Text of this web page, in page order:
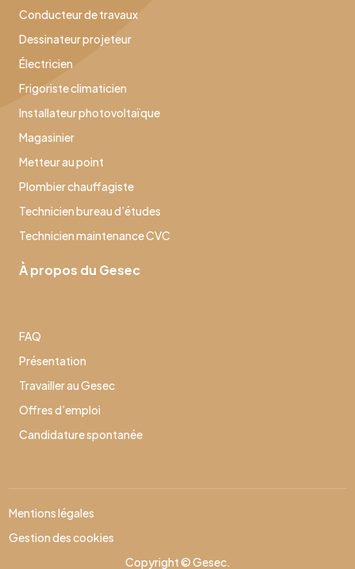
Conducteur de travaux
Dessinateur projeteur
Électricien
Frigoriste climaticien
Installateur photovoltaïque
Magasinier
Metteur au point
Plombier chauffagiste
Technicien bureau d’études
Technicien maintenance CVC
À propos du Gesec
FAQ
Présentation
Travailler au Gesec
Offres d’emploi
Candidature spontanée
Copyright © Gesec.
Mentions légales
Gestion des cookies